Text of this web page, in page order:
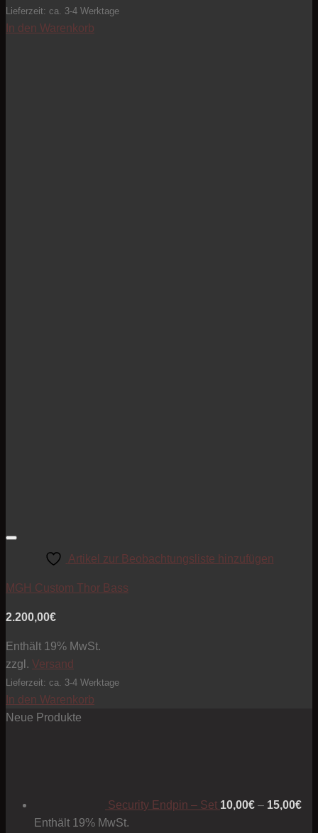
Lieferzeit: ca. 3-4 Werktage
In den Warenkorb
Artikel zur Beobachtungsliste hinzufügen
MGH Custom Thor Bass
2.200,00€
Enthält 19% MwSt.
zzgl. Versand
Lieferzeit: ca. 3-4 Werktage
In den Warenkorb
Neue Produkte
Security Endpin – Set 10,00€ – 15,00€
Enthält 19% MwSt.